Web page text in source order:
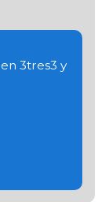
3tres3 y